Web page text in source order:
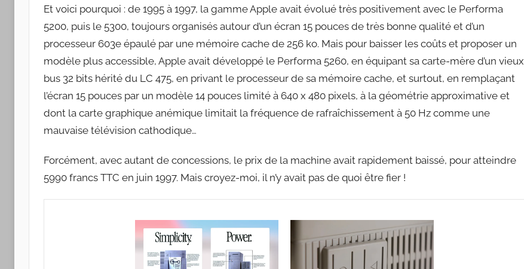
Et voici pourquoi : de 1995 à 1997, la gamme Apple avait évolué très positivement avec le Performa
5200, puis le 5300, toujours organisés autour d’un écran 15 pouces de très bonne qualité et d’un
processeur 603e épaulé par une mémoire cache de 256 ko. Mais pour baisser les coûts et proposer un
modèle plus accessible, Apple avait développé le Performa 5260, en équipant sa carte-mère d’un vieux
bus 32 bits hérité du LC 475, en privant le processeur de sa mémoire cache, et surtout, en remplaçant
l’écran 15 pouces par un modèle 14 pouces limité à 640 x 480 pixels, à la géométrie approximative et
dont la carte graphique anémique limitait la fréquence de rafraîchissement à 50 Hz comme une
mauvaise télévision cathodique…
Forcément, avec autant de concessions, le prix de la machine avait rapidement baissé, pour atteindre
5990 francs TTC en juin 1997. Mais croyez-moi, il n’y avait pas de quoi être fier !